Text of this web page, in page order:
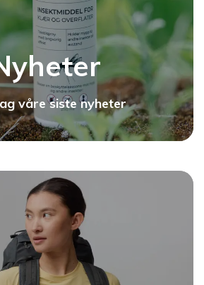
våre siste nyheter